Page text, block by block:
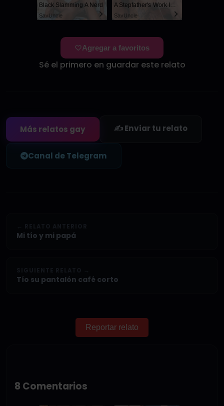
Black Slamming A Nerd
SayUncle
A Stepfather's Work Is Never Done
SayUncle
Agregar a favoritos
Sé el primero en guardar este relato
Más relatos gay ✍️ Enviar tu relato
Canal de Telegram
Mi tío y mi papá
Tío su pantalón café corto
Reportar relato
8 Comentarios